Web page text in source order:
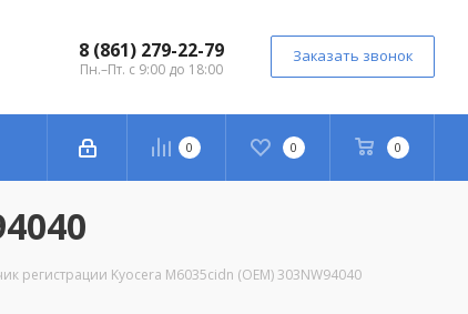
8 (861) 279-22-79
Пн.–Пт. с 9:00 до 18:00
Заказать звонок
0 0 0
регистрации Kyocera M6035cidn (OEM) 303NW94040